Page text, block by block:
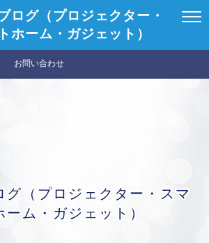
ログ（プロジェクター・
ホーム・ガジェット）
お問い合わせ
グ（プロジェクター・スマ
ーム・ガジェット）